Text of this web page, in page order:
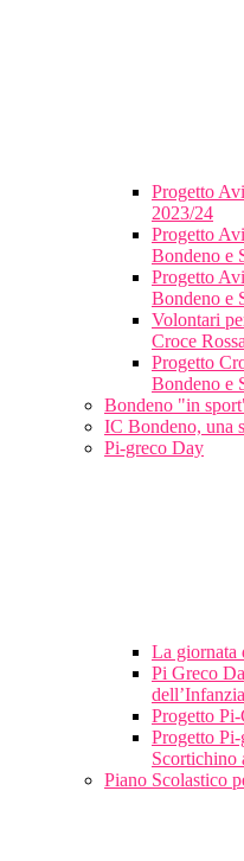
Progetto
2023/24
Progetto
Bondeno e
Progetto
Bondeno e
Volontari
Croce
Progetto
Bondeno e
Bondeno "in
IC Bondeno, una
Pi-greco Day
La giornata
Pi Greco
Progetto
Progetto
Scortichino
Piano Scolastico